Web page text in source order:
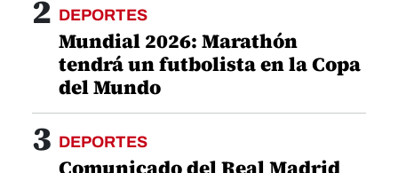
4 DEPORTES
Ferran Torres toma decisión
con Barcelona: revelan postura
del club